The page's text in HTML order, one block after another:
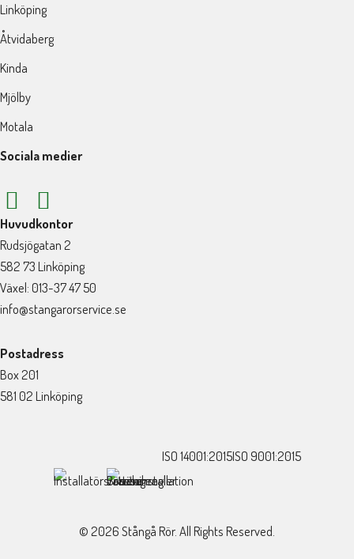
Linköping
Åtvidaberg
Kinda
Mjölby
Motala
Sociala medier
Huvudkontor
Rudsjögatan 2
582 73 Linköping
Växel: 013-37 47 50
info@stangarorservice.se
Postadress
Box 201
581 02 Linköping
ISO 14001:2015ISO 9001:2015
© 2026 Stångå Rör. All Rights Reserved.